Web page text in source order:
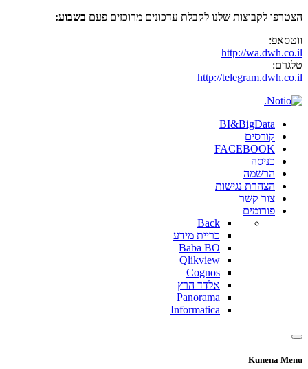
הצטרפו לקבוצות שלנו לקבלת עדכונים מרוכזים פעם בשבוע:
ווטסאפ:
http://wa.dwh.co.il
טלגרם:
http://telegram.dwh.co.il
BI&BigData
קורסים
FACEBOOK
כניסה
הרשמה
הצהרת נגישות
צור קשר
פורומים
Back
כריית מידע
Baba BO
Qlikview
Cognos
אלדד הרץ
Panorama
Informatica
Kunena Menu